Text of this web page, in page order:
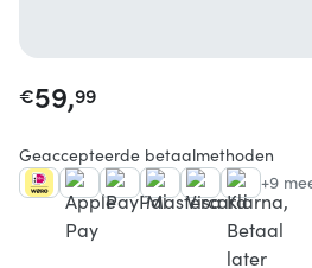
€59,99
Geaccepteerde betaalmethoden
+9